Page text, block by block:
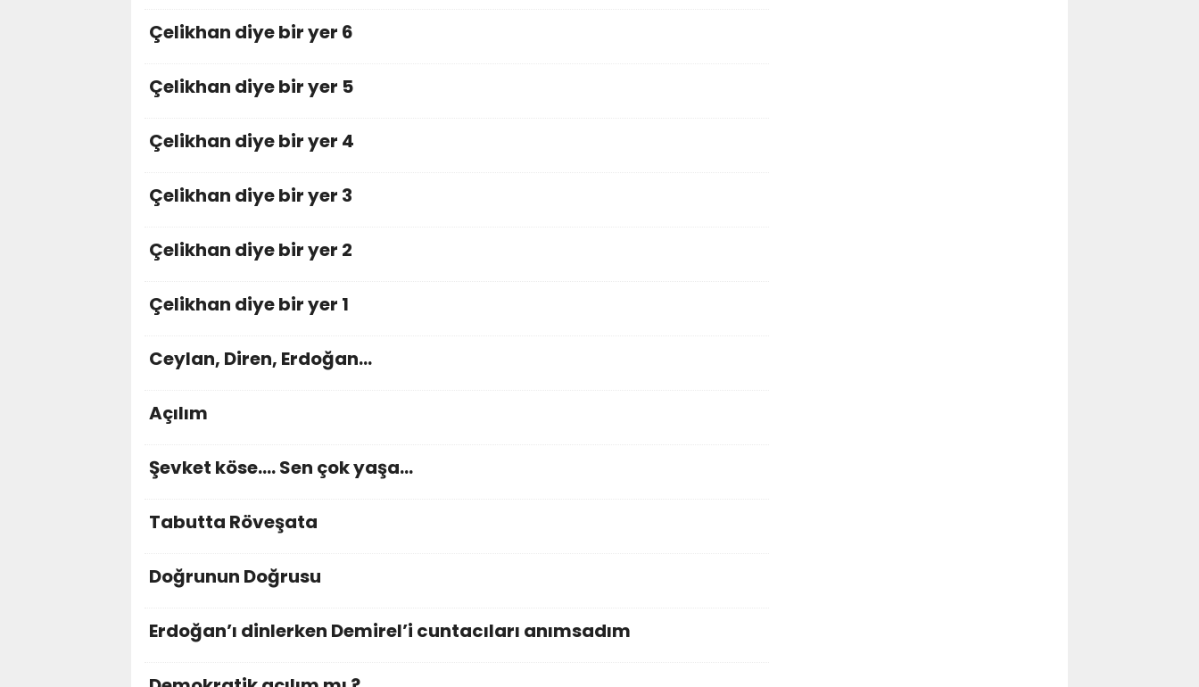
Çelikhan diye bir yer 6
Çelikhan diye bir yer 5
Çelikhan diye bir yer 4
Çelikhan diye bir yer 3
Çelikhan diye bir yer 2
Çelikhan diye bir yer 1
Ceylan, Diren, Erdoğan...
Açılım
Şevket köse…. Sen çok yaşa…
Tabutta Röveşata
Doğrunun Doğrusu
Erdoğan’ı dinlerken Demirel’i cuntacıları anımsadım